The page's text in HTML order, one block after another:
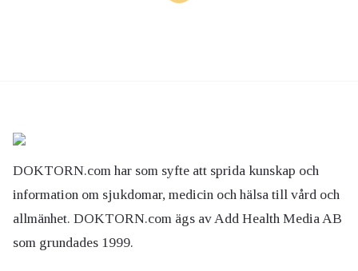
DOKTORN.com har som syfte att sprida kunskap och
information om sjukdomar, medicin och hälsa till vård och
allmänhet. DOKTORN.com ägs av Add Health Media AB
som grundades 1999.